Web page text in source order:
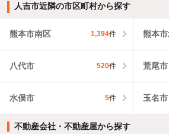
人吉市近隣の市区町村から探す
熊本市南区 1,394件 熊本
八代市 520件 荒尾市
水俣市 5件 玉名市
不動産会社・不動産屋から探す